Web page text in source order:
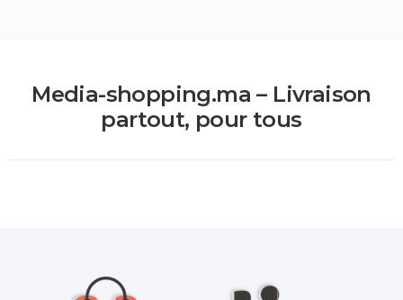
Media-shopping.ma – Livraison
partout, pour tous